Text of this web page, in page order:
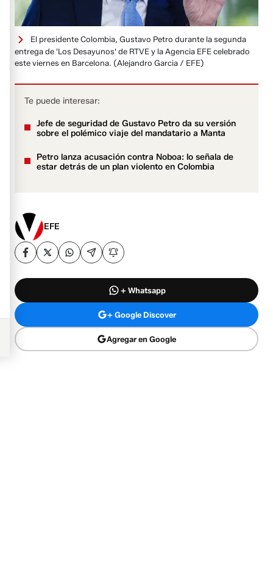
El presidente Colombia, Gustavo Petro durante la segunda
entrega de 'Los Desayunos' de RTVE y la Agencia EFE celebrado
este viernes en Barcelona. (Alejandro Garcia / EFE)
Te puede interesar:
Jefe de seguridad de Gustavo Petro da su versión
sobre el polémico viaje del mandatario a Manta
Petro lanza acusación contra Noboa: lo señala de
estar detrás de un plan violento en Colombia
EFE
+ Whatsapp
+ Google Discover
Agregar en Google